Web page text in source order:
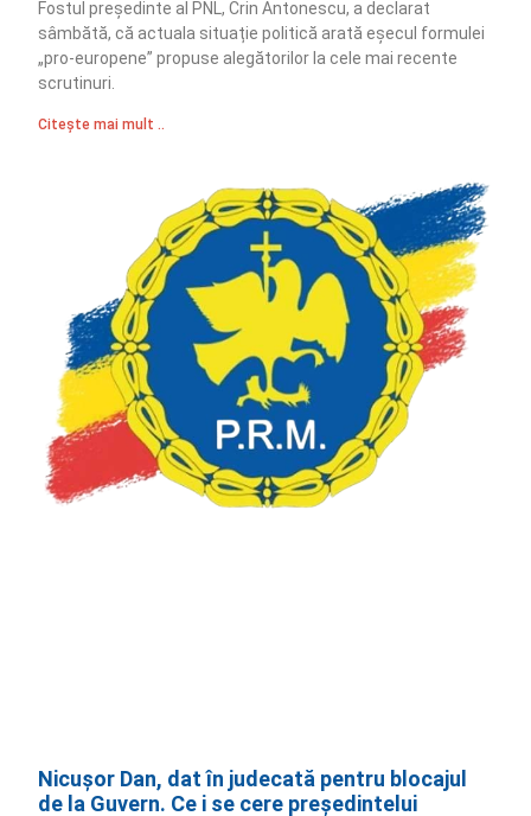
Fostul președinte al PNL, Crin Antonescu, a declarat
sâmbătă, că actuala situație politică arată eșecul formulei
„pro-europene” propuse alegătorilor la cele mai recente
scrutinuri.
Citește mai mult ..
Nicușor Dan, dat în judecată pentru blocajul
de la Guvern. Ce i se cere președintelui